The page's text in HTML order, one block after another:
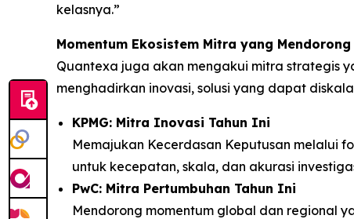
kelasnya.”
Momentum Ekosistem Mitra yang
Quantexa juga akan mengakui mitra strategis
menghadirkan inovasi, solusi yang dapat
KPMG: Mitra Inovasi Tahun Ini
Memajukan Kecerdasan Keputusan melalui
untuk kecepatan, skala, dan akurasi
PwC: Mitra Pertumbuhan Tahun Ini
Mendorong momentum global dan regional